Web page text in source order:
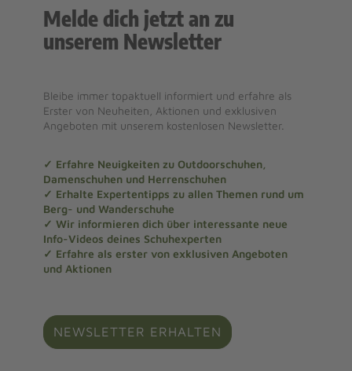
Melde dich jetzt an zu
unserem Newsletter
Bleibe immer topaktuell informiert und erfahre als
Erster von Neuheiten, Aktionen und exklusiven
Angeboten mit unserem kostenlosen Newsletter.
✓ Erfahre Neuigkeiten zu Outdoorschuhen,
Damenschuhen und Herrenschuhen
✓ Erhalte Expertentipps zu allen Themen rund um
Berg- und Wanderschuhe
✓ Wir informieren dich über interessante neue
Info-Videos deines Schuhexperten
✓ Erfahre als erster von exklusiven Angeboten
und Aktionen
NEWSLETTER ERHALTEN